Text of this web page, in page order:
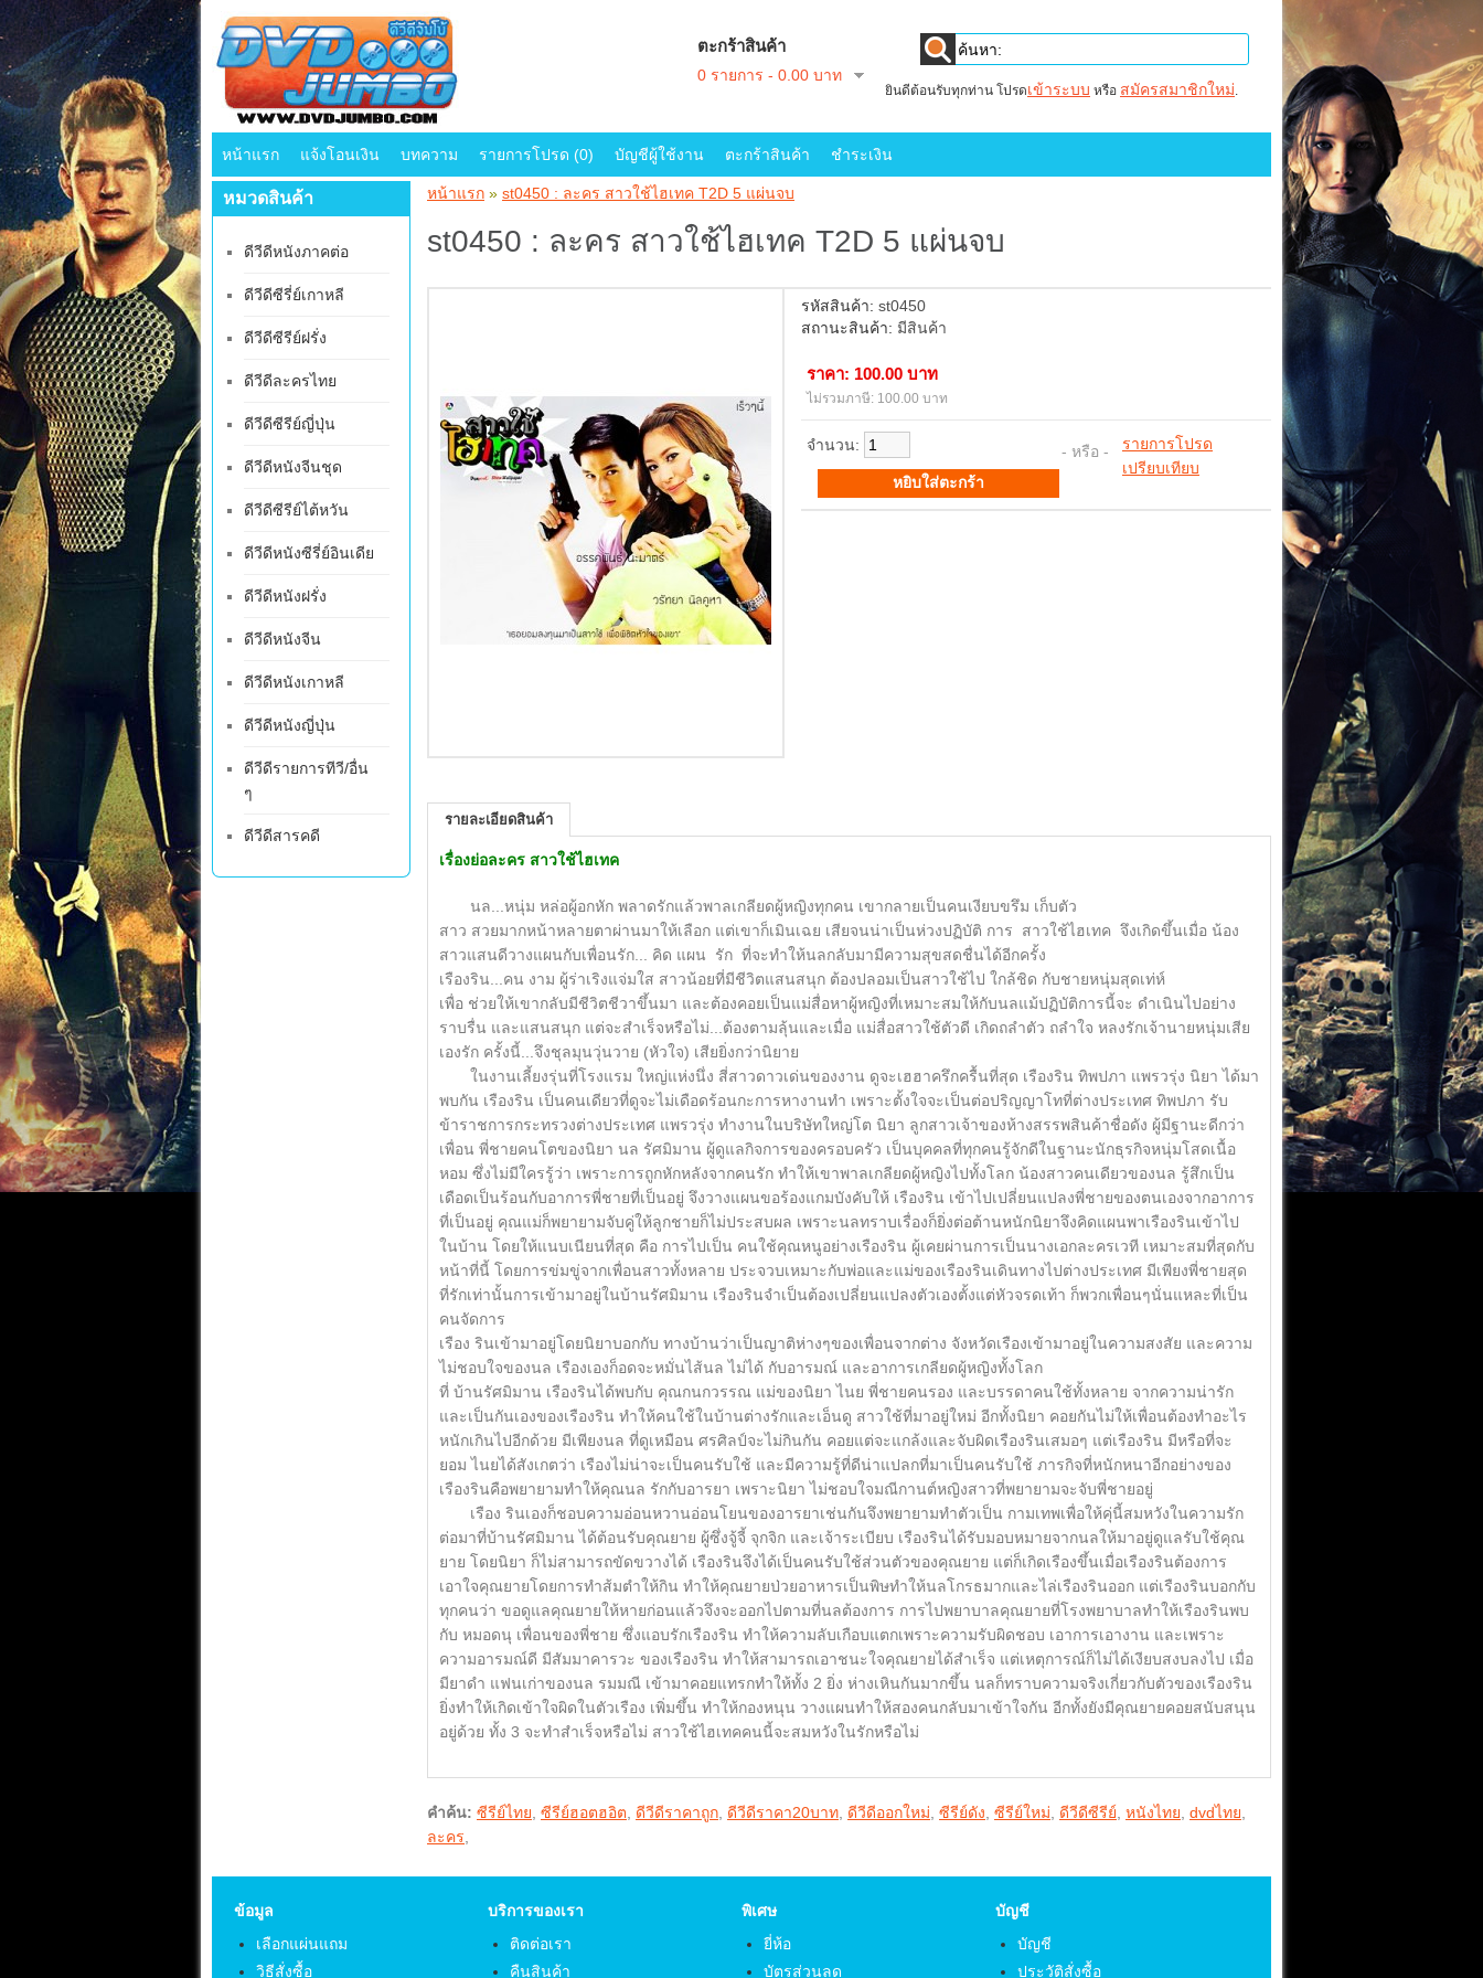
ตะกร้าสินค้า
0 รายการ - 0.00 บาท
ยินดีต้อนรับทุกท่าน โปรดเข้าระบบ หรือ สมัครสมาชิกใหม่.
หน้าแรก แจ้งโอนเงิน บทความ รายการโปรด (0) บัญชีผู้ใช้งาน ตะกร้าสินค้า ชำระเงิน
หมวดสินค้า
ดีวีดีหนังภาคต่อ
ดีวีดีซีรี่ย์เกาหลี
ดีวีดีซีรีย์ฝรั่ง
ดีวีดีละครไทย
ดีวีดีซีรีย์ญี่ปุ่น
ดีวีดีหนังจีนชุด
ดีวีดีซีรีย์ไต้หวัน
ดีวีดีหนังซีรี่ย์อินเดีย
ดีวีดีหนังฝรั่ง
ดีวีดีหนังจีน
ดีวีดีหนังเกาหลี
ดีวีดีหนังญี่ปุ่น
ดีวีดีรายการทีวี/อื่น
ๆ
ดีวีดีสารคดี
หน้าแรก » st0450 : ละคร สาวใช้ไฮเทค T2D 5 แผ่นจบ
st0450 : ละคร สาวใช้ไฮเทค T2D 5 แผ่นจบ
รหัสสินค้า: st0450
สถานะสินค้า: มีสินค้า
ราคา: 100.00 บาท
ไม่รวมภาษี: 100.00 บาท
จำนวน: - หรือ - รายการโปรด
เปรียบเทียบ
รายละเอียดสินค้า
เรื่องย่อละคร สาวใช้ไฮเทค
นล...หนุ่ม หล่อผู้อกหัก พลาดรักแล้วพาลเกลียดผู้หญิงทุกคน เขากลายเป็นคนเงียบขรึม เก็บตัว
สาว สวยมากหน้าหลายตาผ่านมาให้เลือก แต่เขาก็เมินเฉย เสียจนน่าเป็นห่วงปฏิบัติ การ สาวใช้ไฮเทค จึงเกิดขึ้นเมื่อ น้อง
สาวแสนดีวางแผนกับเพื่อนรัก... คิด แผน รัก ที่จะทำให้นลกลับมามีความสุขสดชื่นได้อีกครั้ง
เรืองริน...คน งาม ผู้ร่าเริงแจ่มใส สาวน้อยที่มีชีวิตแสนสนุก ต้องปลอมเป็นสาวใช้ไป ใกล้ชิด กับชายหนุ่มสุดเท่ห์
เพื่อ ช่วยให้เขากลับมีชีวิตชีวาขึ้นมา และต้องคอยเป็นแม่สื่อหาผู้หญิงที่เหมาะสมให้กับนลแม้ปฏิบัติการนี้จะ ดำเนินไปอย่าง
ราบรื่น และแสนสนุก แต่จะสำเร็จหรือไม่...ต้องตามลุ้นและเมื่อ แม่สื่อสาวใช้ตัวดี เกิดถลำตัว ถลำใจ หลงรักเจ้านายหนุ่มเสีย
เองรัก ครั้งนี้...จึงชุลมุนวุ่นวาย (หัวใจ) เสียยิ่งกว่านิยาย
ในงานเลี้ยงรุ่นที่โรงแรม ใหญ่แห่งนึ่ง สี่สาวดาวเด่นของงาน ดูจะเฮฮาครึกครื้นที่สุด เรืองริน ทิพปภา แพรวรุ่ง นิยา ได้มา
พบกัน เรืองริน เป็นคนเดียวที่ดูจะไม่เดือดร้อนกะการหางานทำ เพราะตั้งใจจะเป็นต่อปริญญาโทที่ต่างประเทศ ทิพปภา รับ
ข้าราชการกระทรวงต่างประเทศ แพรวรุ่ง ทำงานในบริษัทใหญ่โต นิยา ลูกสาวเจ้าของห้างสรรพสินค้าชื่อดัง ผู้มีฐานะดีกว่า
เพื่อน พี่ชายคนโตของนิยา นล รัศมิมาน ผู้ดูแลกิจการของครอบครัว เป็นบุคคลที่ทุกคนรู้จักดีในฐานะนักธุรกิจหนุ่มโสดเนื้อ
หอม ซึ่งไม่มีใครรู้ว่า เพราะการถูกหักหลังจากคนรัก ทำให้เขาพาลเกลียดผู้หญิงไปทั้งโลก น้องสาวคนเดียวของนล รู้สึกเป็น
เดือดเป็นร้อนกับอาการพี่ชายที่เป็นอยู่ จึงวางแผนขอร้องแกมบังคับให้ เรืองริน เข้าไปเปลี่ยนแปลงพี่ชายของตนเองจากอาการ
ที่เป็นอยู่ คุณแม่ก็พยายามจับคู่ให้ลูกชายก็ไม่ประสบผล เพราะนลทราบเรื่องก็ยิ่งต่อต้านหนักนิยาจึงคิดแผนพาเรืองรินเข้าไป
ในบ้าน โดยให้แนบเนียนที่สุด คือ การไปเป็น คนใช้คุณหนูอย่างเรืองริน ผู้เคยผ่านการเป็นนางเอกละครเวที เหมาะสมที่สุดกับ
หน้าที่นี้ โดยการข่มขู่จากเพื่อนสาวทั้งหลาย ประจวบเหมาะกับพ่อและแม่ของเรืองรินเดินทางไปต่างประเทศ มีเพียงพี่ชายสุด
ที่รักเท่านั้นการเข้ามาอยู่ในบ้านรัศมิมาน เรืองรินจำเป็นต้องเปลี่ยนแปลงตัวเองตั้งแต่หัวจรดเท้า ก็พวกเพื่อนๆนั่นแหละที่เป็น
คนจัดการ
เรือง รินเข้ามาอยู่โดยนิยาบอกกับ ทางบ้านว่าเป็นญาติห่างๆของเพื่อนจากต่าง จังหวัดเรืองเข้ามาอยู่ในความสงสัย และความ
ไม่ชอบใจของนล เรืองเองก็อดจะหมั่นไส้นล ไม่ได้ กับอารมณ์ และอาการเกลียดผู้หญิงทั้งโลก
ที่ บ้านรัศมิมาน เรืองรินได้พบกับ คุณกนกวรรณ แม่ของนิยา ไนย พี่ชายคนรอง และบรรดาคนใช้ทั้งหลาย จากความน่ารัก
และเป็นกันเองของเรืองริน ทำให้คนใช้ในบ้านต่างรักและเอ็นดู สาวใช้ที่มาอยู่ใหม่ อีกทั้งนิยา คอยกันไม่ให้เพื่อนต้องทำอะไร
หนักเกินไปอีกด้วย มีเพียงนล ที่ดูเหมือน ศรศิลป์จะไม่กินกัน คอยแต่จะแกล้งและจับผิดเรืองรินเสมอๆ แต่เรืองริน มีหรือที่จะ
ยอม ไนยได้สังเกตว่า เรืองไม่น่าจะเป็นคนรับใช้ และมีความรู้ที่ดีน่าแปลกที่มาเป็นคนรับใช้ ภารกิจที่หนักหนาอีกอย่างของ
เรืองรินคือพยายามทำให้คุณนล รักกับอารยา เพราะนิยา ไม่ชอบใจมณีกานต์หญิงสาวที่พยายามจะจับพี่ชายอยู่
เรือง รินเองก็ชอบความอ่อนหวานอ่อนโยนของอารยาเช่นกันจึงพยายามทำตัวเป็น กามเทพเพื่อให้คุ่นี้สมหวังในความรัก
ต่อมาที่บ้านรัศมิมาน ได้ต้อนรับคุณยาย ผู้ซึ่งจู้จี้ จุกจิก และเจ้าระเบียบ เรืองรินได้รับมอบหมายจากนลให้มาอยู่ดูแลรับใช้คุณ
ยาย โดยนิยา ก็ไม่สามารถขัดขวางได้ เรืองรินจึงได้เป็นคนรับใช้ส่วนตัวของคุณยาย แต่ก็เกิดเรืองขึ้นเมื่อเรืองรินต้องการ
เอาใจคุณยายโดยการทำส้มตำให้กิน ทำให้คุณยายป่วยอาหารเป็นพิษทำให้นลโกรธมากและไล่เรืองรินออก แต่เรืองรินบอกกับ
ทุกคนว่า ขอดูแลคุณยายให้หายก่อนแล้วจึงจะออกไปตามที่นลต้องการ การไปพยาบาลคุณยายที่โรงพยาบาลทำให้เรืองรินพบ
กับ หมอดนุ เพื่อนของพี่ชาย ซึ่งแอบรักเรืองริน ทำให้ความลับเกือบแตกเพราะความรับผิดชอบ เอาการเอางาน และเพราะ
ความอารมณ์ดี มีสัมมาคารวะ ของเรืองริน ทำให้สามารถเอาชนะใจคุณยายได้สำเร็จ แต่เหตุการณ์ก็ไม่ได้เงียบสงบลงไป เมื่อ
มียาดำ แฟนเก่าของนล รมมณี เข้ามาคอยแทรกทำให้ทั้ง 2 ยิ่ง ห่างเหินกันมากขึ้น นลก็ทราบความจริงเกี่ยวกับตัวของเรืองริน
ยิ่งทำให้เกิดเข้าใจผิดในตัวเรือง เพิ่มขึ้น ทำให้กองหนุน วางแผนทำให้สองคนกลับมาเข้าใจกัน อีกทั้งยังมีคุณยายคอยสนับสนุน
อยู่ด้วย ทั้ง 3 จะทำสำเร็จหรือไม่ สาวใช้ไฮเทคคนนี้จะสมหวังในรักหรือไม่
คำค้น: ซีรีย์ไทย ซีรีย์ฮอตฮอิต ดีวีดีราคาถูก ดีวีดีราคา20บาท ดีวีดีออกใหม่ ซีรีย์ดัง ซีรีย์ใหม่ ดีวีดีซีรีย์ หนังไทย dvdไทย
ละคร
ข้อมูล
เลือกแผ่นแถม
วิธีสั่งซื้อ
บริการของเรา
ติดต่อเรา
คืนสินค้า
พิเศษ
ยี่ห้อ
บัตรส่วนลด
บัญชี
บัญชี
ประวัติสั่งซื้อ